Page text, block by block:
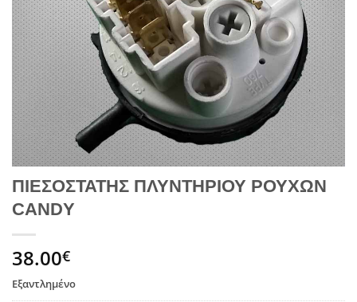
ΠΙΕΣΟΣΤΑΤΗΣ ΠΛΥΝΤΗΡΙΟΥ ΡΟΥΧΩΝ
CANDY
38.00€
Εξαντλημένο